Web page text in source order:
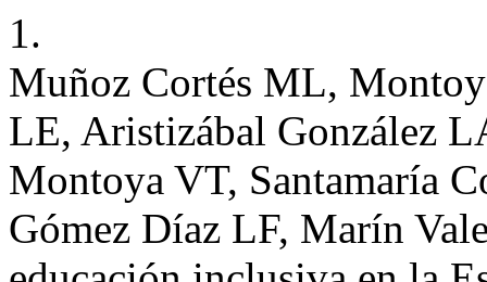
1.
Muñoz Cortés ML,
LE, Aristizábal González
Montoya VT, Santamaría
Gómez Díaz LF, Marín